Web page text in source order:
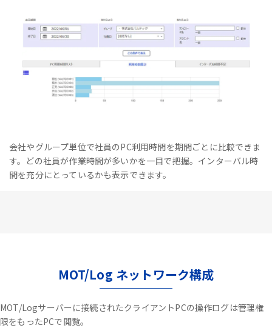
会社やグループ単位で社員のPC利用時間を期間ごとに比較できま
す。どの社員が作業時間が多いかを一目で把握。インターバル時
間を充分にとっているかも表示できます。
MOT/Log ネットワーク構成
MOT/Logサーバーに接続されたクライアントPCの操作ログは管理権
限をもったPCで閲覧。